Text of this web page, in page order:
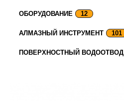
ОБОРУДОВАНИЕ 12
АЛМАЗНЫЙ ИНСТРУМЕНТ 101
ПОВЕРХНОСТНЫЙ ВОДООТВОД